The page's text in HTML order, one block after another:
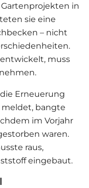
in
sie eine
– nicht
muss
Erneuerung
meldet, bangte
im Vorjahr
waren.
raus,
eingebaut.